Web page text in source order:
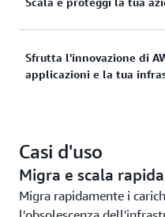
soluzioni di terze parti.
raggiungere i tuoi
talento, tempo e costi.
Migliora la scalabilità
e resiliente per la
Sfrutta l'innovazione di
applicazioni e la tua
l'estensione e
con oltre 200 servizi
container, serverless e
trasformare il tuo
Casi d'uso
Migra e scala
Migra rapidamente i